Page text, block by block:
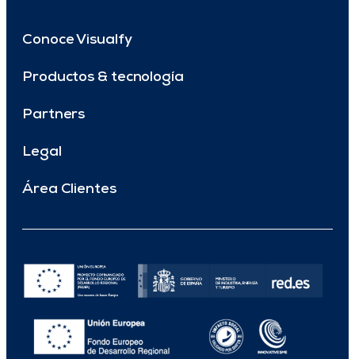
Conoce Visualfy
Productos & tecnología
Partners
Legal
Área Clientes